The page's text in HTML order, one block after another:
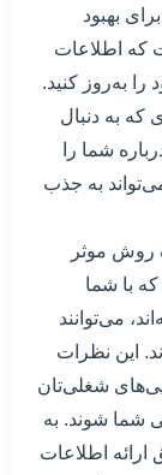
بهبود
که اطلاعات
به‌روز کنید.
که به دنبال
شما را
به جذب
روش موثر
با شما
می‌توانند
این نظرات
شغلی‌تان
شما شوند. به
اطلاعات